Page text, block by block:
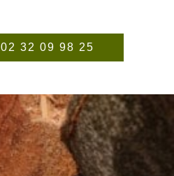
02 32 09 98 25